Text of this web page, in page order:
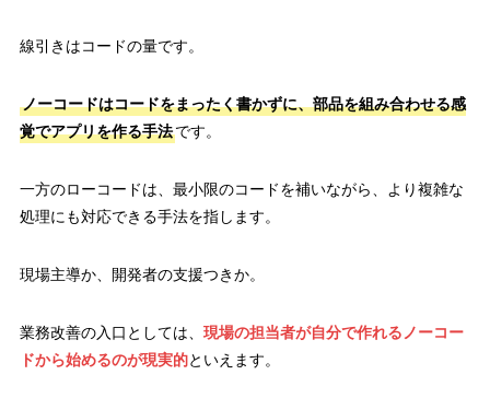
線引きはコードの量です。
ノーコードはコードをまったく書かずに、部品を組み合わせる感
覚でアプリを作る手法です。
一方のローコードは、最小限のコードを補いながら、より複雑な
処理にも対応できる手法を指します。
現場主導か、開発者の支援つきか。
業務改善の入口としては、 現場の担当者が自分で作れるノーコー
ドから始めるのが現実的といえます。